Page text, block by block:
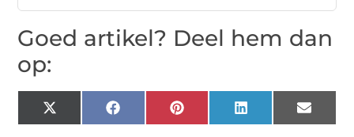
Goed artikel? Deel hem dan
op:
X
(Twitter)
FacebookPinterestLinkedIn Email